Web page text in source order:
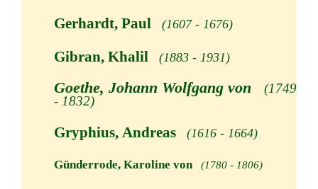
Gerhardt, Paul (1607 - 1676)
Gibran, Khalil (1883 - 1931)
Goethe, Johann Wolfgang von
(1749
- 1832)
Gryphius, Andreas (1616 - 1664)
Günderrode, Karoline von (1780 - 1806)